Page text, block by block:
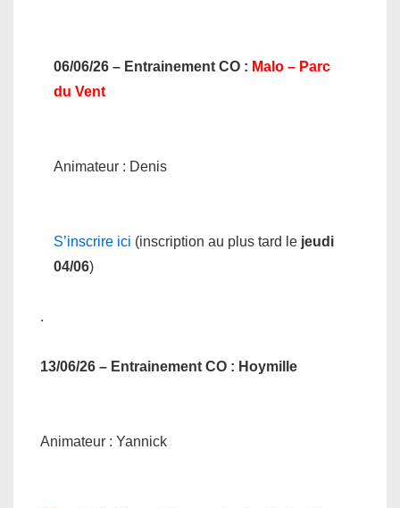
06/06/26 – Entrainement CO : Malo – Parc
du Vent
Animateur : Denis
S’inscrire ici (inscription au plus tard le jeudi
04/06)
.
13/06/26 – Entrainement CO : Hoymille
Animateur : Yannick